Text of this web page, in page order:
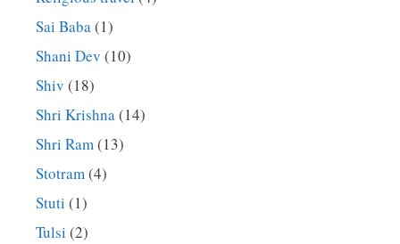
Sai Baba(1)
Shani Dev (10)
Shiv (18)
Shri Krishna(14)
Shri Ram(13)
Stotram(4)
Stuti (1)
Tulsi (2)